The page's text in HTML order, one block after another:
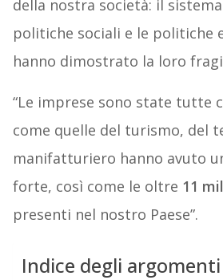
della nostra società: il
politiche sociali e le politiche
hanno dimostrato la loro
“Le imprese sono state tutte
come quelle del turismo, del
manifatturiero hanno avuto
forte, così come le oltre 11
presenti nel nostro Paese”.
Indice degli argomenti